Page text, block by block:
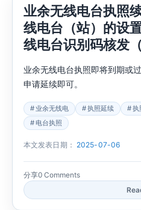
业余无线电台执照
线电台（站）的设
线电台识别码核发（
业余无线电台执照即将到期或
申请延续即可。
业余无线电 执照延续 执
电台执照
本文发表日期： 2025-07-06
分享0 Comments